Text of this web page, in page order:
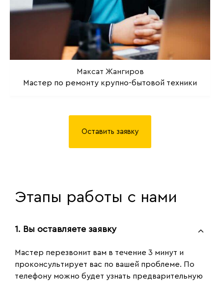
Максат Жангиров
Мастер по ремонту крупно-бытовой техники
Оставить заявку
Этапы работы с нами
1. Вы оставляете заявку
Мастер перезвонит вам в течение 3 минут и
проконсультирует вас по вашей проблеме. По
телефону можно будет узнать предварительную